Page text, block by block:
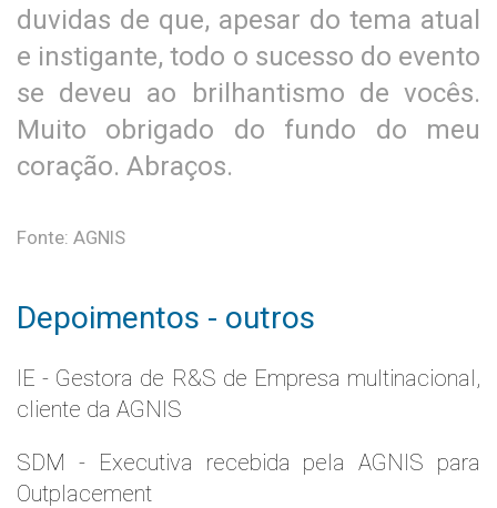
duvidas de que, apesar do tema atual
e instigante, todo o sucesso do evento
se deveu ao brilhantismo de vocês.
Muito obrigado do fundo do meu
coração. Abraços.
Fonte: AGNIS
Depoimentos - outros
IE - Gestora de R&S de Empresa multinacional,
cliente da AGNIS
SDM - Executiva recebida pela AGNIS para
Outplacement